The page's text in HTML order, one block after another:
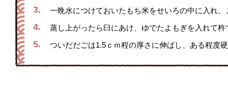
3. 一晩水につけておいたもち米をせいろの中に入れ
4. 蒸し上がったら臼にあけ、ゆでたよもぎを入れて杵
5. ついだだごは1.5ｃｍ程の厚さに伸ばし、ある程度